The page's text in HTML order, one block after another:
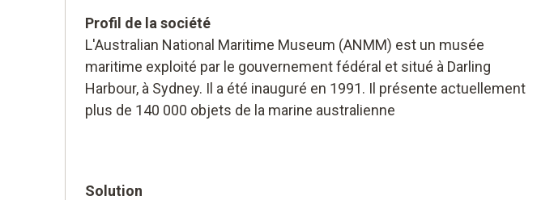
Profil de la société
L'Australian National Maritime Museum (ANMM) est un musée
maritime exploité par le gouvernement fédéral et situé à Darling
Harbour, à Sydney. Il a été inauguré en 1991. Il présente actuellement
plus de 140 000 objets de la marine australienne
Solution